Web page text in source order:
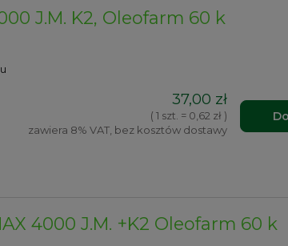
J.M. K2, Oleofarm 60 k
37,00 zł
( 1 szt. = 0,62 zł )
zawiera 8% VAT, bez kosztów dostawy
4000 J.M. +K2 Oleofarm 60 k